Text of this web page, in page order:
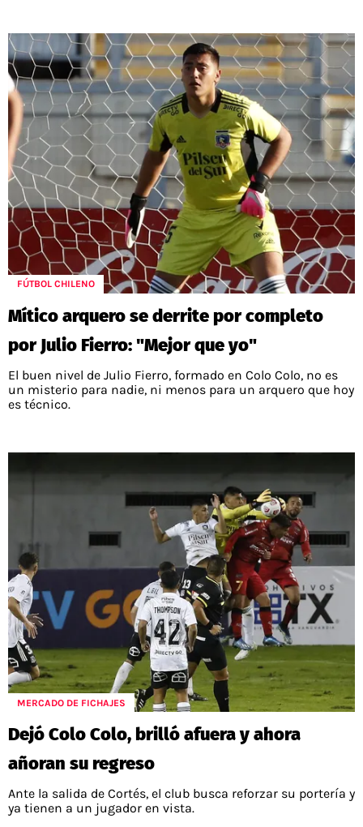
FÚTBOL CHILENO
Mítico arquero se derrite por completo
por Julio Fierro: "Mejor que yo"
El buen nivel de Julio Fierro, formado en Colo Colo, no es
un misterio para nadie, ni menos para un arquero que hoy
es técnico.
MERCADO DE FICHAJES
Dejó Colo Colo, brilló afuera y ahora
añoran su regreso
Ante la salida de Cortés, el club busca reforzar su portería y
ya tienen a un jugador en vista.